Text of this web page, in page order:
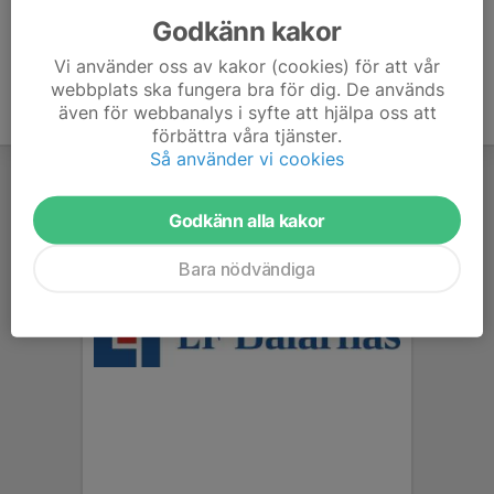
Godkänn kakor
Vi använder oss av kakor (cookies) för att vår
webbplats ska fungera bra för dig. De används
även för webbanalys i syfte att hjälpa oss att
förbättra våra tjänster.
Så använder vi cookies
Godkänn alla kakor
Bara nödvändiga